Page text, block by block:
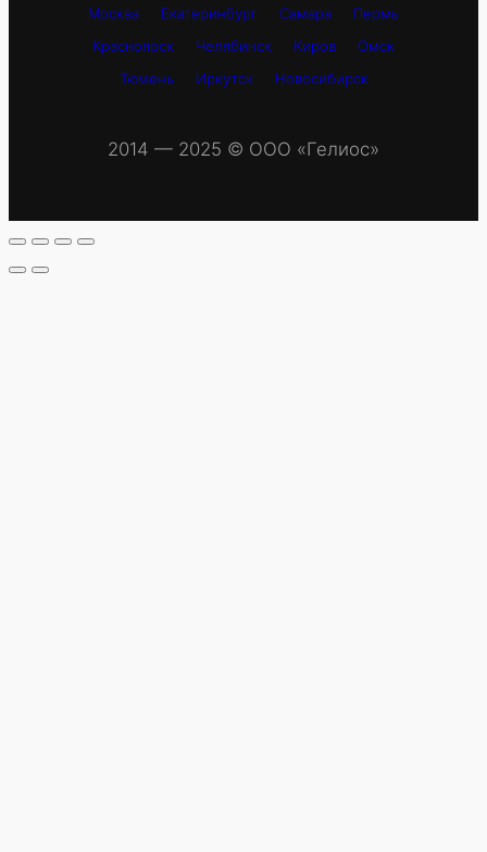
Москва Екатеринбург Самара
Пермь
Красноярск
Челябинск Киров
Омск
Тюмень
Иркутск Новосибирск
2014 — 2025 © OOO «Гелиос»